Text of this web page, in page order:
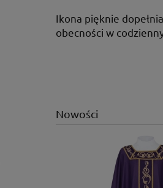
Ikona pięknie
obecności w
Nowości